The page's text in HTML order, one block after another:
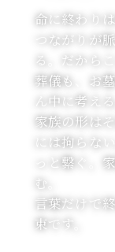
命に終わり
つながりが
る。だから
葬儀も、お
ん中に考え
家族の形は
には拘らな
っと繋ぐ。
む。
⾔葉だけで
束です。